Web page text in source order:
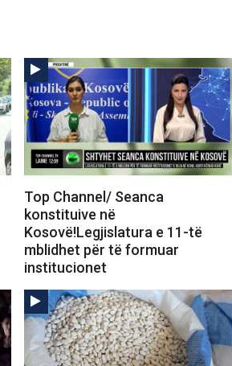
Top Channel/ Seanca
konstituive në
Kosovë!Legjislatura e 11-të
mblidhet për të formuar
institucionet